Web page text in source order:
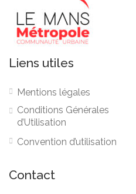
Liens utiles
Mentions légales
Conditions Générales
d’Utilisation
Convention d’utilisation
Contact